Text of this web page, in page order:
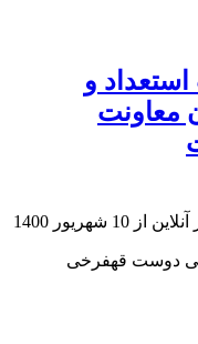
و
معاونت
از 10 شهریور 1400
دوست قهفرخی